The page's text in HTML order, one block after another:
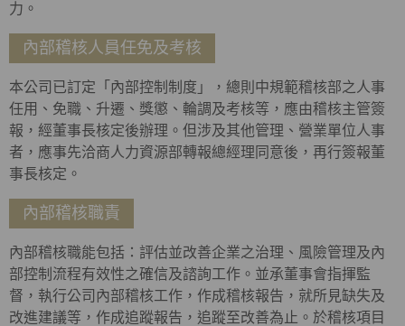
力。
內部稽核人員任免及考核
本公司已訂定「內部控制制度」，總則中規範稽核部之人事
任用、免職、升遷、獎懲、輪調及考核等，應由稽核主管簽
報，經董事長核定後辦理。但涉及其他管理、營業單位人事
者，應事先洽商人力資源部轉報總經理同意後，再行簽報董
事長核定。
內部稽核職責
內部稽核職能包括：評估並改善企業之治理、風險管理及內
部控制流程有效性之確信及諮詢工作。並承董事會指揮監
督，執行公司內部稽核工作，作成稽核報告，就所見缺失及
改進建議等，作成追蹤報告，追蹤至改善為止。於稽核項目